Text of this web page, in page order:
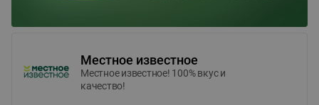
Местное известное
Местное известное! 100% вкус и
качество!